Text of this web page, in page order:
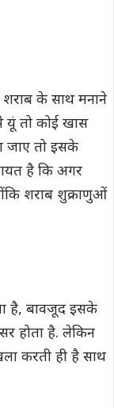
के साथ मनाने
यूं तो कोई खास
जाए तो इसके
है कि अगर
शराब शुक्राणुओं
है, बावजूद इसके
होता है. लेकिन
करती ही है साथ